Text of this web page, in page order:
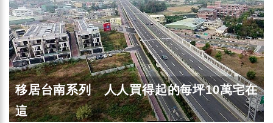
移居台南系列 人人買得起的每坪10萬宅在
這